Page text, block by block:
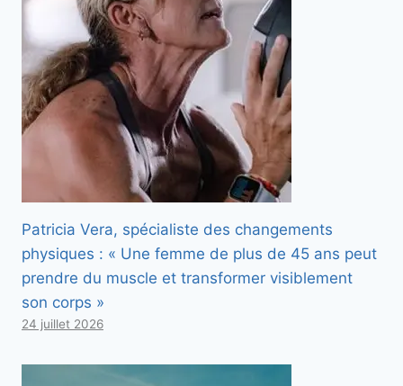
Patricia Vera, spécialiste des changements
physiques : « Une femme de plus de 45 ans peut
prendre du muscle et transformer visiblement
son corps »
24 juillet 2026